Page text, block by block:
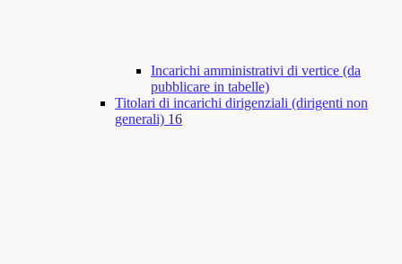
Incarichi amministrativi di vertice (da
pubblicare in tabelle)
Titolari di incarichi dirigenziali (dirigenti non
generali) 16